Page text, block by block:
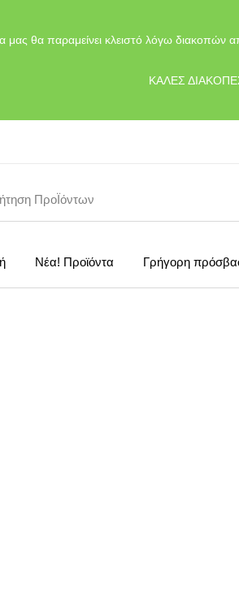
μας θα παραμείνει κλειστό λόγω διακοπών
ΚΑΛΕΣ
Νέα! Προϊόντα Γρήγορη